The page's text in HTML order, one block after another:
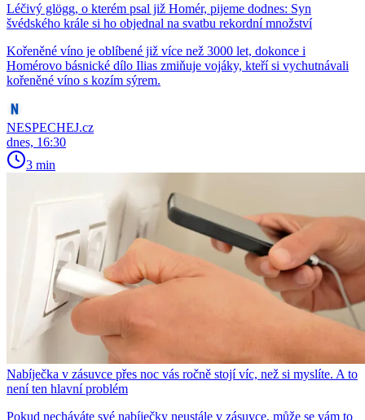
Léčivý glögg, o kterém psal již Homér, pijeme dodnes: Syn
švédského krále si ho objednal na svatbu rekordní množství
Kořeněné víno je oblíbené již více než 3000 let, dokonce i
Homérovo básnické dílo Ilias zmiňuje vojáky, kteří si vychutnávali
kořeněné víno s kozím sýrem.
NESPECHEJ.cz
dnes, 16:30
3 min
Nabíječka v zásuvce přes noc vás ročně stojí víc, než si myslíte. A to
není ten hlavní problém
Pokud necháváte své nabíječky neustále v zásuvce, může se vám to